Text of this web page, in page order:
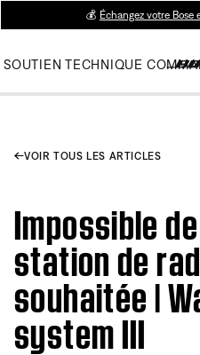
💰 Échangez votre Bose
SOUTIEN TECHNIQUE
VOIR TOUS LES ARTICLES
Impossible
station de
souhaitée |
system III